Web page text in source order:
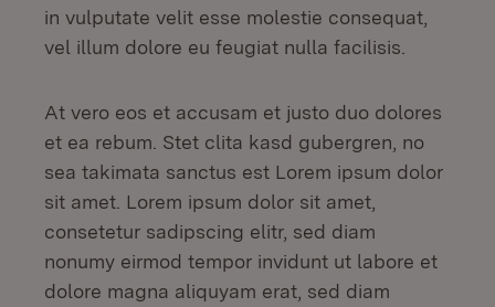
in vulputate velit esse molestie consequat,
vel illum dolore eu feugiat nulla facilisis.
At vero eos et accusam et justo duo dolores
et ea rebum. Stet clita kasd gubergren, no
sea takimata sanctus est Lorem ipsum dolor
sit amet. Lorem ipsum dolor sit amet,
consetetur sadipscing elitr, sed diam
nonumy eirmod tempor invidunt ut labore et
dolore magna aliquyam erat, sed diam